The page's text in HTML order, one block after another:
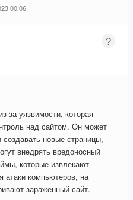
00:06
за уязвимости, которая
над сайтом. Он может
новые страницы,
внедрять вредоносный
которые извлекают
атаки компьютеров, на
зараженный сайт.